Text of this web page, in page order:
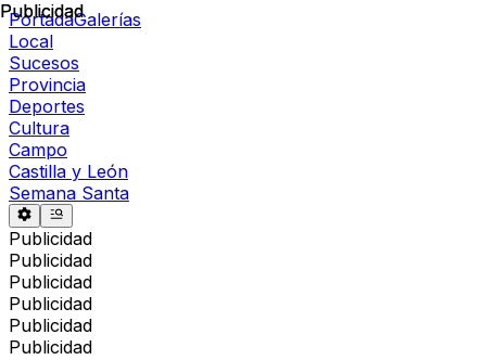
PortadaGalerías
Local
Sucesos
Provincia
Deportes
Cultura
Campo
Castilla y León
Semana Santa
Publicidad
Publicidad
Publicidad
Publicidad
Publicidad
Publicidad
Publicidad
Publicidad